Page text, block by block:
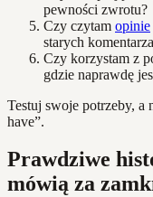
pewności zwrotu?
Czy czytam opinie
starych
Czy korzystam z
gdzie naprawdę
Testuj swoje potrzeby, a
have”.
Prawdziwe
mówią za